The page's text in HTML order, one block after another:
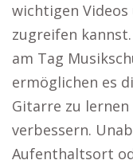
wichtigen
zugreifen
am Tag
ermöglichen es
Gitarre zu
verbessern.
Aufenthaltsort